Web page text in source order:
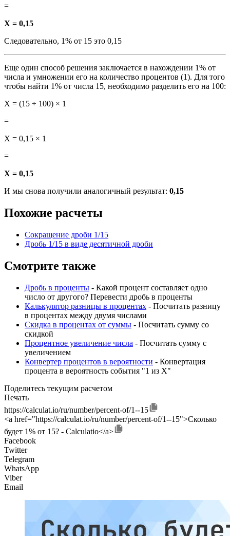
=
X = 0,15
Следовательно, 1% от 15 это 0,15
Еще один способ решения заключается в нахождении 1% от
числа и умножении его на количество процентов (1). Для того
чтобы найти 1% от числа 15, необходимо разделить его на 100:
X = (15 ÷ 100) × 1
=
X = 0,15 × 1
=
X = 0,15
И мы снова получили аналогичный результат: 0,15
Похожие расчеты
Сокращение дроби 1/15
Дробь 1/15 в виде десятичной дроби
Смотрите также
Дробь в проценты - Какой процент составляет одно
число от другого? Перевести дробь в проценты
Калькулятор разницы в процентах - Посчитать разницу
в процентах между двумя числами
Скидка в процентах от суммы - Посчитать сумму со
скидкой
Процентное увеличение числа - Посчитать сумму с
увеличением
Конвертер процентов в вероятности - Конвертация
процента в вероятность события "1 из X"
Поделитесь текущим расчетом
Печать
https://calculat.io/ru/number/percent-of/1--15
<a href="https://calculat.io/ru/number/percent-of/1--15">Сколько
будет 1% от 15? - Calculatio</a>
Facebook
Twitter
Telegram
WhatsApp
Viber
Email